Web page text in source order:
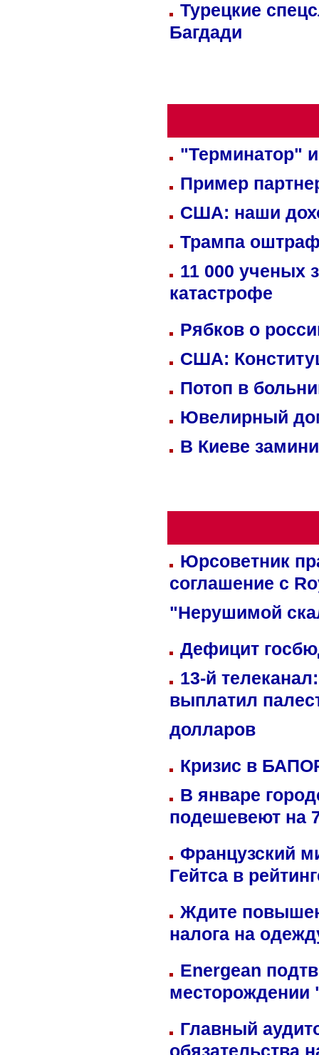
Турецкие
Багдади
"Терминатор"
Пример
США: наши
Трампа
11 000 ученых
катастрофе
Рябков о
США:
Потоп в
Ювелирный
В Киеве
Юрсоветник
соглашение с
"Нерушимой
Дефицит
13-й
выплатил
долларов
Кризис в
В январе
подешевеют на
Французский
Гейтса в
Ждите
налога на
Energean
Главный